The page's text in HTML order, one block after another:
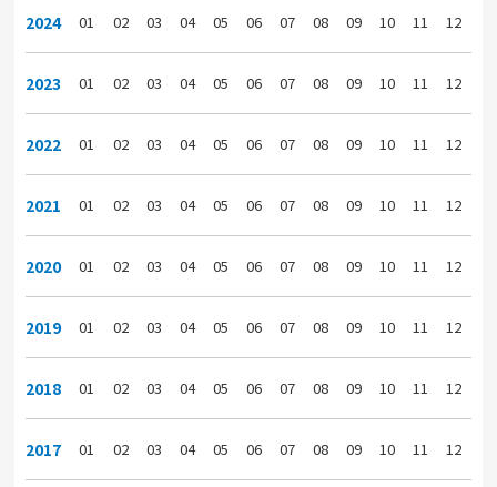
2024 01 02 03 04 05 06 07 08 09 10 11 12
2023 01 02 03 04 05 06 07 08 09 10 11 12
2022 01 02 03 04 05 06 07 08 09 10 11 12
2021 01 02 03 04 05 06 07 08 09 10 11 12
2020 01 02 03 04 05 06 07 08 09 10 11 12
2019 01 02 03 04 05 06 07 08 09 10 11 12
2018 01 02 03 04 05 06 07 08 09 10 11 12
2017 01 02 03 04 05 06 07 08 09 10 11 12